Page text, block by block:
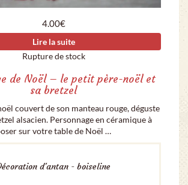
4.00€
Lire la suite
Rupture de stock
de Noël – le petit père-noël et
sa bretzel
couvert de son manteau rouge, déguste
alsacien. Personnage en céramique à
sur votre table de Noël …
d'antan - boiseline